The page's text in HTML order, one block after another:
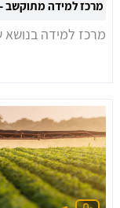
מרכז למידה מתוקשב
מרכז למידה